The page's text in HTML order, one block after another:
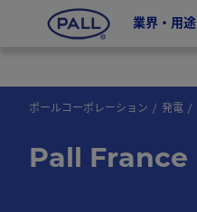
業界・用途
ポールコーポレーション 発電
Pall France